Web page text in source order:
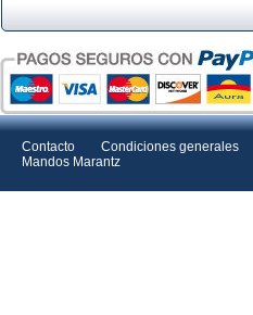
Contacto Condiciones generales
Mandos Marantz